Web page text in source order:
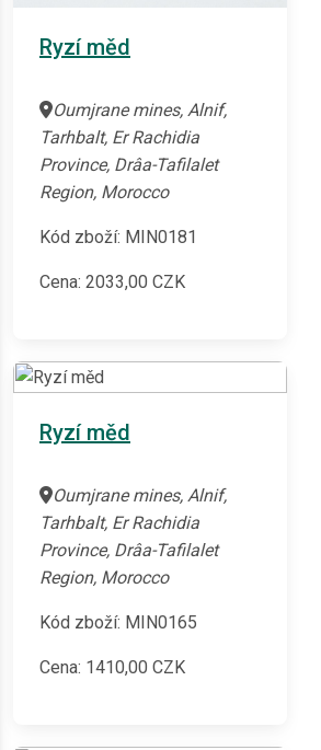
Ryzí měd
Oumjrane mines, Alnif,
Tarhbalt, Er Rachidia
Province, Drâa-Tafilalet
Region, Morocco
Kód zboží: MIN0181
Cena: 2033,00 CZK
Ryzí měd
Oumjrane mines, Alnif,
Tarhbalt, Er Rachidia
Province, Drâa-Tafilalet
Region, Morocco
Kód zboží: MIN0165
Cena: 1410,00 CZK